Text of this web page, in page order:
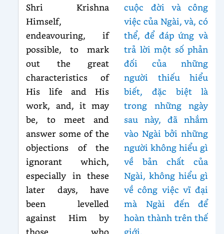
Shri Krishna
Himself,
endeavouring, if
possible, to mark
out the great
characteristics of
His life and His
work, and, it may
be, to meet and
answer some of the
objections of the
ignorant which,
especially in these
later days, have
been levelled
against Him by
those who
cuộc đời và công
việc của Ngài, và, có
thể, để đáp ứng và
trả lời một số phản
đối của những
người thiếu hiểu
biết, đặc biệt là
trong những ngày
sau này, đã nhắm
vào Ngài bởi những
người không hiểu gì
về bản chất của
Ngài, không hiểu gì
về công việc vĩ đại
mà Ngài đến để
hoàn thành trên thế
giới.